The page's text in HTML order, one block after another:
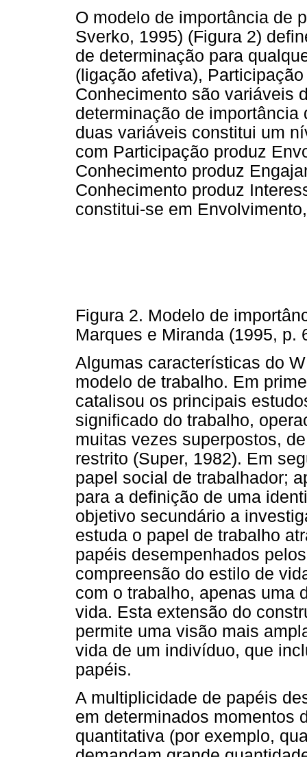
O modelo de importância de
Sverko, 1995) (Figura 2)
de determinação para
(ligação afetiva),
Conhecimento são variáveis
determinação de
duas variáveis constitui um
com Participação produz
Conhecimento produz
Conhecimento produz
constitui-se em
Figura 2. Modelo de
Marques e Miranda (1995, p.
Algumas características do
modelo de trabalho. Em
catalisou os principais
significado do trabalho,
muitas vezes superpostos,
restrito (Super, 1982). Em
papel social de trabalhador;
para a definição de uma
objetivo secundário a
estuda o papel de trabalho
papéis desempenhados
compreensão do estilo de
com o trabalho, apenas uma
vida. Esta extensão do
permite uma visão mais
vida de um indivíduo, que
papéis.
A multiplicidade de papéis
em determinados momentos
quantitativa (por exemplo,